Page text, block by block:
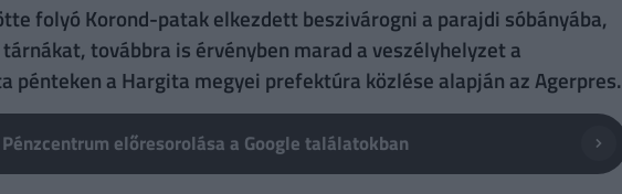
folyó Korond-patak elkezdett beszivárogni a parajdi sóbányába,
továbbra is érvényben marad a veszélyhelyzet a
pénteken a Hargita megyei prefektúra közlése alapján az Agerpres.
Pénzcentrum előresorolása a Google találatokban